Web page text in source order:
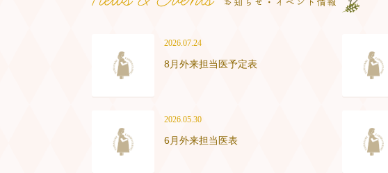
2026.07.24
8月外来担当医予定表
2026.05.30
6月外来担当医表